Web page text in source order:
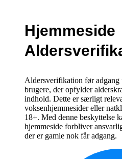
Hjemmeside
Aldersverifikation før adgang
brugere, der opfylder
indhold. Dette er særligt
voksenhjemmesider eller
18+. Med denne beskyttelse
hjemmeside forbliver
der er gamle nok får adgang.